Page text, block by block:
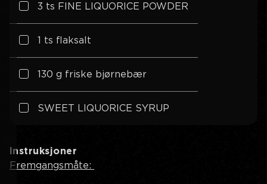
3 ts FINE LIQUORICE POWDER
1 ts flaksalt
130 g friske bjørnebær
SWEET LIQUORICE SYRUP
Instruksjoner
Fremgangsmåte: